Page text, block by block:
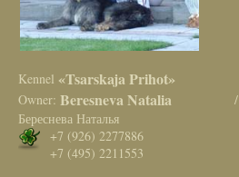
Kennel «Tsarskaja Prihot»
Owner: Beresneva Natalia /
Береснева Наталья
+7 (926) 2277886
+7 (495) 2211553